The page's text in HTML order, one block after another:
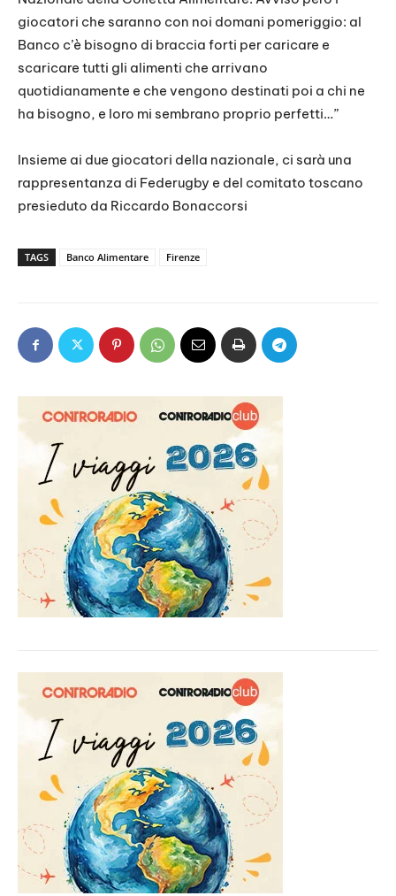
giocatori che saranno con noi domani pomeriggio: al
Banco c’è bisogno di braccia forti per caricare e
scaricare tutti gli alimenti che arrivano
quotidianamente e che vengono destinati poi a chi ne
ha bisogno, e loro mi sembrano proprio perfetti…”
Insieme ai due giocatori della nazionale, ci sarà una
rappresentanza di Federugby e del comitato toscano
presieduto da Riccardo Bonaccorsi
TAGS Banco Alimentare Firenze